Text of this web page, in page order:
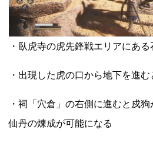
・臥虎寺の虎先鋒戦エリアにあ
・出現した虎の口から地下を進
・祠「穴倉」の右側に進むと戍
仙丹の煉成が可能になる